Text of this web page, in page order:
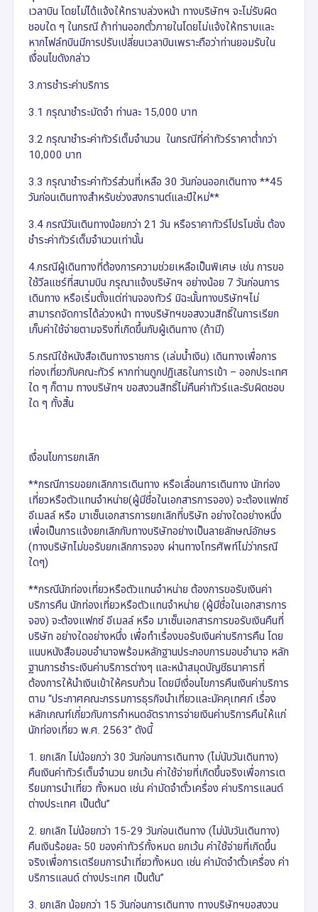
เวลาบิน โดยไม่ได้แจ้งให้ทราบล่วงหน้า ทางบริษัทฯ จะไม่รับผิด
ชอบใด ๆ ในกรณี ถ้าท่านออกตั๋วภายในโดยไม่แจ้งให้ทราบและ
หากไฟล์ทบินมีการปรับเปลี่ยนเวลาบินเพราะถือว่าท่านยอมรับใน
เงื่อนไขดังกล่าว
3.การชำระค่าบริการ
3.1 กรุณาชำระมัดจำ ท่านละ 15,000 บาท
3.2 กรุณาชำระค่าทัวร์เต็มจำนวน ในกรณีที่ค่าทัวร์ราคาต่ำกว่า
10,000 บาท
3.3 กรุณาชำระค่าทัวร์ส่วนที่เหลือ 30 วันก่อนออกเดินทาง **45
วันก่อนเดินทางสำหรับช่วงสงกรานต์และปีใหม่**
3.4 กรณีวันเดินทางน้อยกว่า 21 วัน หรือราคาทัวร์โปรโมชั่น ต้อง
ชำระค่าทัวร์เต็มจำนวนเท่านั้น
4.กรณีผู้เดินทางที่ต้องการความช่วยเหลือเป็นพิเศษ เช่น การขอ
ใช้วีลแชร์ที่สนามบิน กรุณาแจ้งบริษัทฯ อย่างน้อย 7 วันก่อนการ
เดินทาง หรือเริ่มตั้งแต่ท่านจองทัวร์ มิฉะนั้นทางบริษัทฯไม่
สามารถจัดการได้ล่วงหน้า ทางบริษัทฯขอสงวนสิทธิ์ในการเรียก
เก็บค่าใช้จ่ายตามจริงที่เกิดขึ้นกับผู้เดินทาง (ถ้ามี)
5.กรณีใช้หนังสือเดินทางราชการ (เล่มน้ำเงิน) เดินทางเพื่อการ
ท่องเที่ยวกับคณะทัวร์ หากท่านถูกปฏิเสธในการเข้า – ออกประเทศ
ใด ๆ ก็ตาม ทางบริษัทฯ ขอสงวนสิทธิ์ไม่คืนค่าทัวร์และรับผิดชอบ
ใด ๆ ทั้งสิ้น
เงื่อนไขการยกเลิก
**กรณีการขอยกเลิกการเดินทาง หรือเลื่อนการเดินทาง นักท่อง
เที่ยวหรือตัวแทนจำหน่าย(ผู้มีชื่อในเอกสารการจอง) จะต้องแฟกซ์
อีเมลล์ หรือ มาเซ็นเอกสารการยกเลิกที่บริษัท อย่างใดอย่างหนึ่ง
เพื่อเป็นการแจ้งยกเลิกกับทางบริษัทอย่างเป็นลายลักษณ์อักษร
(ทางบริษัทไม่ขอรับยกเลิกการจอง ผ่านทางโทรศัพท์ไม่ว่ากรณี
ใดๆ)
**กรณีนักท่องเที่ยวหรือตัวแทนจำหน่าย ต้องการขอรับเงินค่า
บริการคืน นักท่องเที่ยวหรือตัวแทนจำหน่าย (ผู้มีชื่อในเอกสารการ
จอง) จะต้องแฟกซ์ อีเมลล์ หรือ มาเซ็นเอกสารการขอรับเงินคืนที่
บริษัท อย่างใดอย่างหนึ่ง เพื่อทำเรื่องขอรับเงินค่าบริการคืน โดย
แนบหนังสือมอบอำนาจพร้อมหลักฐานประกอบการมอบอำนาจ หลัก
ฐานการชำระเงินค่าบริการต่างๆ และหน้าสมุดบัญชีธนาคารที่
ต้องการให้นำเงินเข้าให้ครบถ้วน โดยมีเงื่อนไขการคืนเงินค่าบริการ
ตาม “ประกาศคณะกรรมการธุรกิจนำเที่ยวและมัคคุเทศก์ เรื่อง
หลักเกณฑ์เกี่ยวกับการกำหนดอัตราการจ่ายเงินค่าบริการคืนให้แก่
นักท่องเที่ยว พ.ศ. 2563” ดังนี้
1. ยกเลิก ไม่น้อยกว่า 30 วันก่อนการเดินทาง (ไม่นับวันเดินทาง)
คืนเงินค่าทัวร์เต็มจำนวน ยกเว้น ค่าใช้จ่ายที่เกิดขึ้นจริงเพื่อการเต
รียมการนำเที่ยว ทั้งหมด เช่น ค่ามัดจำตั๋วเครื่อง ค่าบริการแลนด์
ต่างประเทศ เป็นต้น”
2. ยกเลิก ไม่น้อยกว่า 15-29 วันก่อนเดินทาง (ไม่นับวันเดินทาง)
คืนเงินร้อยละ 50 ของค่าทัวร์ทั้งหมด ยกเว้น ค่าใช้จ่ายที่เกิดขึ้น
จริงเพื่อการเตรียมการนำเที่ยวทั้งหมด เช่น ค่ามัดจำตั๋วเครื่อง ค่า
บริการแลนด์ ต่างประเทศ เป็นต้น”
3. ยกเลิก น้อยกว่า 15 วันก่อนการเดินทาง ทางบริษัทฯขอสงวน